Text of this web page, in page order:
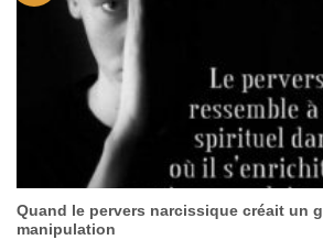
Quand le pervers narcissique créait un
manipulation